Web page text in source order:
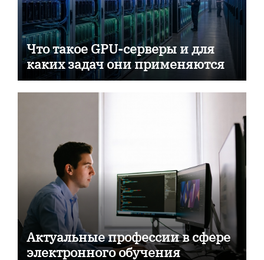
Что такое GPU-серверы и для
каких задач они применяются
Актуальные профессии в сфере
электронного обучения